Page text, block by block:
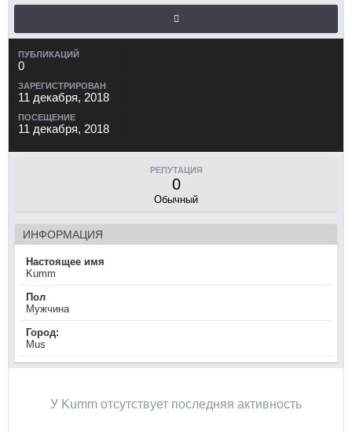
ПУБЛИКАЦИЙ
0
ЗАРЕГИСТРИРОВАН
11 декабря, 2018
ПОСЕЩЕНИЕ
11 декабря, 2018
РЕПУТАЦИЯ
0
Обычный
ИНФОРМАЦИЯ
Настоящее имя
Kumm
Пол
Мужчина
Город:
Mus
У Kumm отсутствует последняя активность